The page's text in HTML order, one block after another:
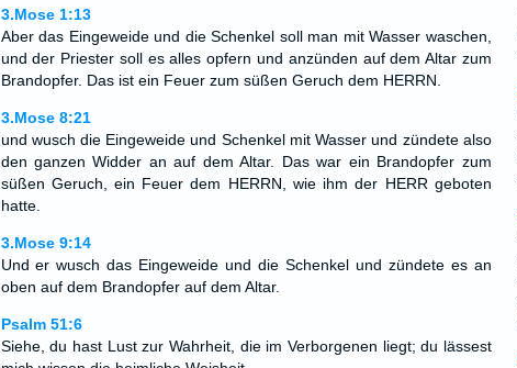
3.Mose 1:13
Aber das Eingeweide und die Schenkel soll man mit Wasser waschen,
und der Priester soll es alles opfern und anzünden auf dem Altar zum
Brandopfer. Das ist ein Feuer zum süßen Geruch dem HERRN.
3.Mose 8:21
und wusch die Eingeweide und Schenkel mit Wasser und zündete also
den ganzen Widder an auf dem Altar. Das war ein Brandopfer zum
süßen Geruch, ein Feuer dem HERRN, wie ihm der HERR geboten
hatte.
3.Mose 9:14
Und er wusch das Eingeweide und die Schenkel und zündete es an
oben auf dem Brandopfer auf dem Altar.
Psalm 51:6
Siehe, du hast Lust zur Wahrheit, die im Verborgenen liegt; du lässest